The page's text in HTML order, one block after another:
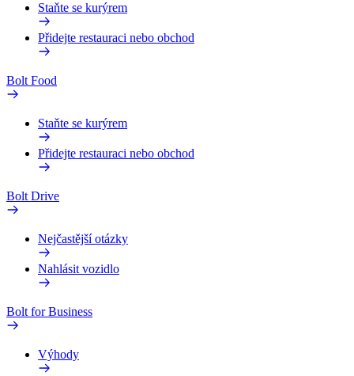
Staňte se kurýrem
Přidejte restauraci nebo obchod
Bolt Food
Staňte se kurýrem
Přidejte restauraci nebo obchod
Bolt Drive
Nejčastější otázky
Nahlásit vozidlo
Bolt for Business
Výhody